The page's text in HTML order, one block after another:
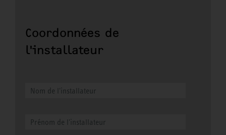
Coordonnées de
l'installateur